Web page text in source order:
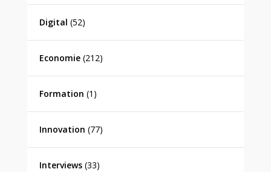
Digital (52)
Economie(212)
Formation (1)
Innovation (77)
Interviews(33)